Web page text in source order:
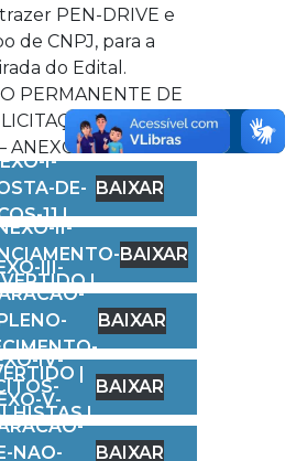
PEN-DRIVE e
de CNPJ, para a
do Edital.
PERMANENTE DE
LICITAÇÃO
ANEXOS —
I-
DE-
11 |
BAIXAR
II-
|
BAIXAR
III-
|
BAIXAR
IV-
|
BAIXAR
V-
NAO-
BAIXAR